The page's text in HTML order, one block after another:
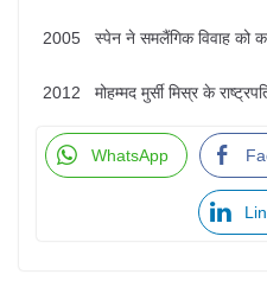
2005 स्पेन ने समलैंगिक विवाह को
2012 मोहम्मद मुर्सी मिस्र के
WhatsApp